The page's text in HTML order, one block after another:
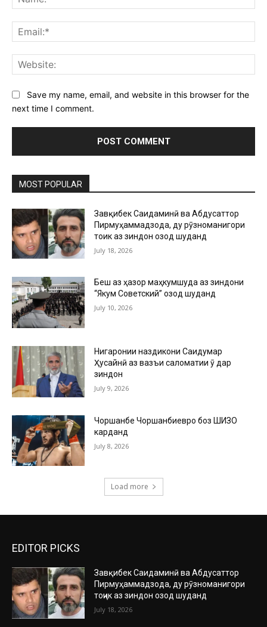
Save my name, email, and website in this browser for the
next time I comment.
MOST POPULAR
Завқибек Саидаминӣ ва Абдусаттор
Пирмуҳаммадзода, ду рӯзноманигори
тоҷик аз зиндон озод шуданд
July 18, 2026
Беш аз ҳазор маҳкумшуда аз зиндони
“Якум Советский” озод шуданд
July 10, 2026
Нигаронии наздикони Саидумар
Ҳусайнӣ аз вазъи саломатии ӯ дар
зиндон
July 9, 2026
Чоршанбе Чоршанбиевро боз ШИЗО
карданд
July 8, 2026
Load more
EDITOR PICKS
Завқибек Саидаминӣ ва Абдусаттор
Пирмуҳаммадзода, ду рӯзноманигори
тоҷик аз зиндон озод шуданд
July 18, 2026